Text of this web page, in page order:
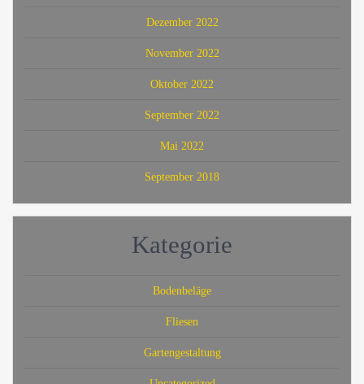
Dezember 2022
November 2022
Oktober 2022
September 2022
Mai 2022
September 2018
Kategorie
Bodenbeläge
Fliesen
Gartengestaltung